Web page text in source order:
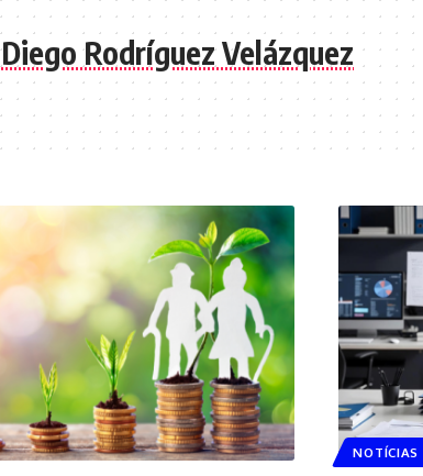
Diego Rodríguez Velázquez
NOTÍCIAS